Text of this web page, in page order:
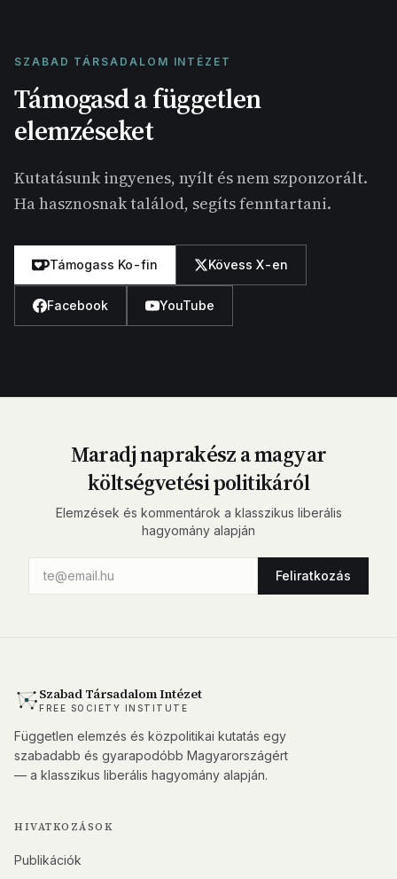
SZABAD TÁRSADALOM INTÉZET
Támogasd a független
elemzéseket
Kutatásunk ingyenes, nyílt és nem szponzorált.
Ha hasznosnak találod, segíts fenntartani.
Támogass Ko-fin Kövess X-en
Facebook YouTube
Maradj naprakész a magyar
költségvetési politikáról
Elemzések és kommentárok a klasszikus liberális
hagyomány alapján
Feliratkozás
Szabad Társadalom Intézet
FREE SOCIETY INSTITUTE
Független elemzés és közpolitikai kutatás egy
szabadabb és gyarapodóbb Magyarországért
— a klasszikus liberális hagyomány alapján.
HIVATKOZÁSOK
Publikációk